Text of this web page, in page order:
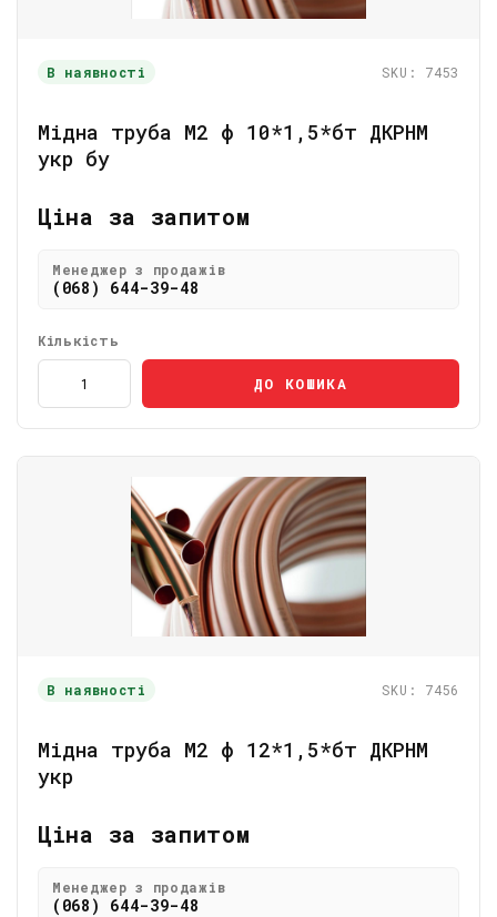
В наявності SKU: 7453
Мідна труба М2 ф 10*1,5*бт ДКРНМ
укр бу
Ціна за запитом
Менеджер з продажів
(068) 644-39-48
Кількість
ДО КОШИКА
В наявності SKU: 7456
Мідна труба М2 ф 12*1,5*бт ДКРНМ
укр
Ціна за запитом
Менеджер з продажів
(068) 644-39-48